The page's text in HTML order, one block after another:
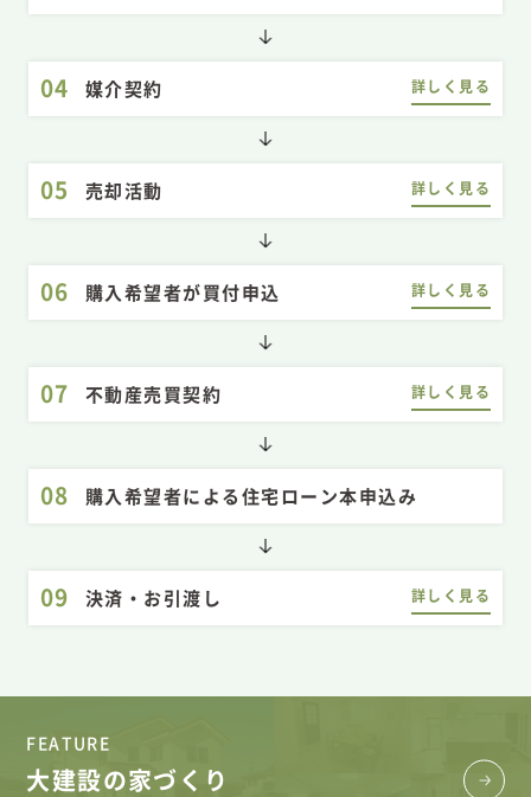
04 媒介契約 詳しく見る
05 売却活動 詳しく見る
06 購入希望者が買付申込 詳しく見る
07 不動産売買契約 詳しく見る
08 購入希望者による住宅ローン本申込み
09 決済・お引渡し 詳しく見る
FEATURE
大建設の家づくり